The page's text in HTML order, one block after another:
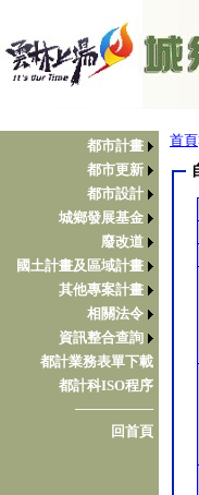
都市計畫
都市更新
都市設計
城鄉發展基金
廢改道
國土計畫及區域計畫
其他專案計畫
相關法令
資訊整合查詢
都計業務表單下載
都計科ISO程序
────────
回首頁
首頁